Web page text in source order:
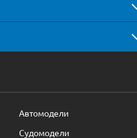
Автомодели
Судомодели